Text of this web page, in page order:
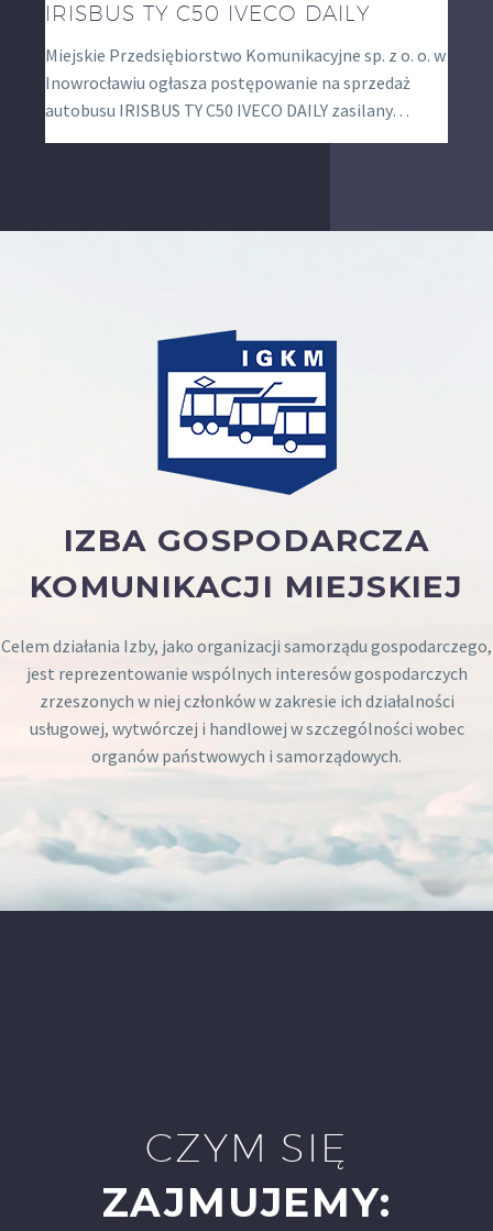
IRISBUS TY C50 IVECO DAILY
Miejskie Przedsiębiorstwo Komunikacyjne sp. z o. o. w
Inowrocławiu ogłasza postępowanie na sprzedaż
autobusu IRISBUS TY C50 IVECO DAILY zasilany…
IZBA GOSPODARCZA
KOMUNIKACJI MIEJSKIEJ
Celem działania Izby, jako organizacji samorządu gospodarczego,
jest reprezentowanie wspólnych interesów gospodarczych
zrzeszonych w niej członków w zakresie ich działalności
usługowej, wytwórczej i handlowej w szczególności wobec
organów państwowych i samorządowych.
CZYM SIĘ
ZAJMUJEMY: